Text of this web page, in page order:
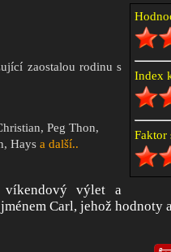
Index
Faktor
zaostalou rodinu s
Peg Thon,
Hays a další..
výlet a
Carl, jehož hodnoty